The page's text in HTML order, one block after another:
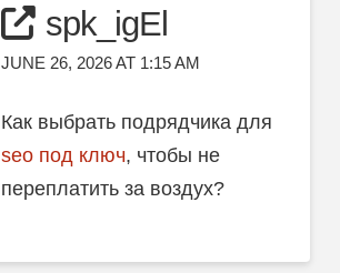
spk_igEl
JUNE 26, 2026 AT 1:15 AM
Как выбрать подрядчика для
seo под ключ, чтобы не
переплатить за воздух?